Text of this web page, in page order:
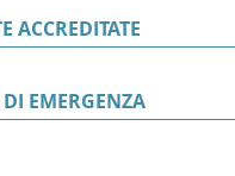
ACCREDITATE
EMERGENZA